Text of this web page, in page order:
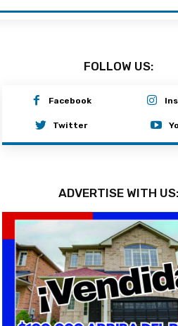
FOLLOW US:
Facebook
Twitter
ADVERTISE WITH US: